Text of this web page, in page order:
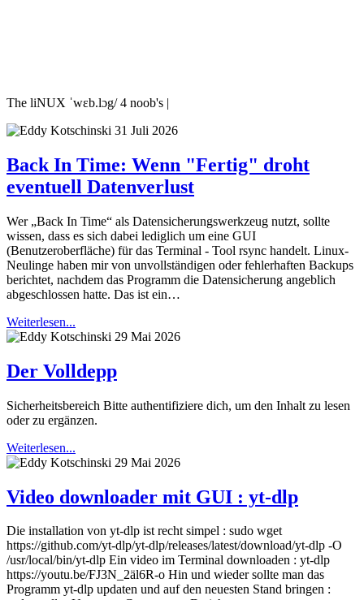
The liNUX ˈwɛb.lɔg/ 4 noob's |
31 Juli 2026
Back In Time: Wenn "Fertig" droht
eventuell Datenverlust
Wer „Back In Time“ als Datensicherungswerkzeug nutzt, sollte
wissen, dass es sich dabei lediglich um eine GUI
(Benutzeroberfläche) für das Terminal - Tool rsync handelt. Linux-
Neulinge haben mir von unvollständigen oder fehlerhaften Backups
berichtet, nachdem das Programm die Datensicherung angeblich
abgeschlossen hatte. Das ist ein…
Weiterlesen...
29 Mai 2026
Der Volldepp
Sicherheitsbereich Bitte authentifiziere dich, um den Inhalt zu lesen
oder zu ergänzen.
Weiterlesen...
29 Mai 2026
Video downloader mit GUI : yt-dlp
Die installation von yt-dlp ist recht simpel : sudo wget
https://github.com/yt-dlp/yt-dlp/releases/latest/download/yt-dlp -O
/usr/local/bin/yt-dlp Ein video im Terminal downloaden : yt-dlp
https://youtu.be/FJ3N_2äl6R-o Hin und wieder sollte man das
Programm yt-dlp updaten und auf den neuesten Stand bringen :